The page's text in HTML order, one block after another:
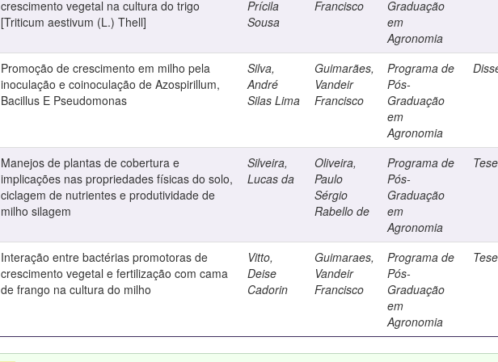
crescimento vegetal na cultura do trigo
[Triticum aestivum (L.) Thell]
Prícila
Sousa
Francisco
Graduação
em
Agronomia
Promoção de crescimento em milho pela
inoculação e coinoculação de Azospirillum,
Bacillus E Pseudomonas
Silva,
André
Silas Lima
Guimarães,
Vandeir
Francisco
Programa de
Pós-
Graduação
em
Agronomia
Manejos de plantas de cobertura e
implicações nas propriedades físicas do solo,
ciclagem de nutrientes e produtividade de
milho silagem
Silveira,
Lucas da
Oliveira,
Paulo
Sérgio
Rabello de
Programa de
Pós-
Graduação
em
Agronomia
Tese
Interação entre bactérias promotoras de
crescimento vegetal e fertilização com cama
de frango na cultura do milho
Vitto,
Deise
Cadorin
Guimaraes,
Vandeir
Francisco
Programa de
Pós-
Graduação
em
Agronomia
Tese